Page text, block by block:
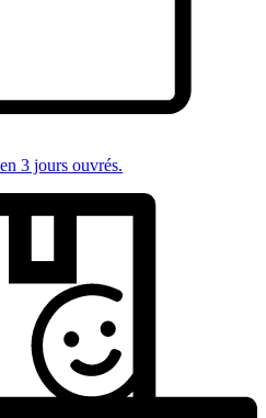
3 jours ouvrés.